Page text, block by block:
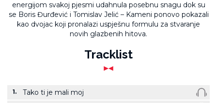
energijom svakoj pjesmi udahnula posebnu snagu dok su
se Boris Đurđević i Tomislav Jelić – Kameni ponovo pokazali
kao dvojac koji pronalazi uspješnu formulu za stvaranje
novih glazbenih hitova.
Tracklist
1. Tako ti je mali moj